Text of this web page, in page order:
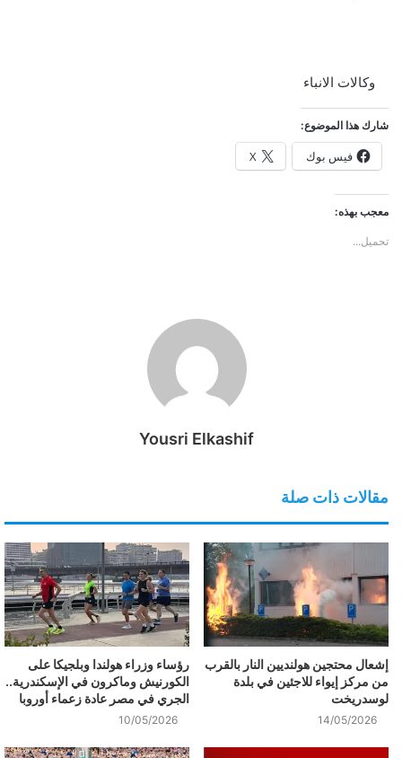
وكالات الانباء
شارك هذا الموضوع:
فيس بوك X
معجب بهذه:
تحميل...
Yousri Elkashif
مقالات ذات صلة
إشعال محتجين هولنديين النار بالقرب
من مركز إيواء للاجئين في بلدة
لوسدريخت
14/05/2026
رؤساء وزراء هولندا وبلجيكا على
الكورنيش وماكرون في الإسكندرية..
الجري في مصر عادة زعماء أوروبا
10/05/2026